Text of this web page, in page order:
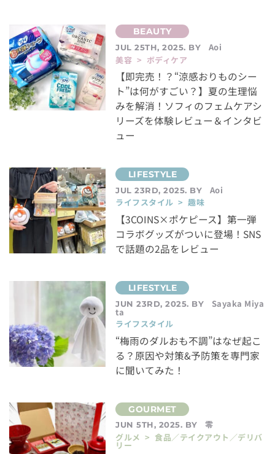
JUL 25TH, 2025. BY
Aoi
美容 > ボディケア
【即完売！？“涼感おりものシー
ト”は何がすごい？】夏の生理悩
みを解消！ソフィのフェムケアシ
リーズを体験レビュー＆インタビ
ュー
JUL 23RD, 2025. BY
Aoi
ライフスタイル > 趣味
【3COINS×ポケピース】第一弾
コラボグッズがついに登場！SNS
で話題の2品をレビュー
JUN 23RD, 2025. BY Sayaka Miya
ta
ライフスタイル
“梅雨のダルおも不調”はなぜ起こ
る？原因や対策&予防策を専門家
に聞いてみた！
JUN 5TH, 2025. BY
零
グルメ > 食品／テイクアウト／デリバ
リー